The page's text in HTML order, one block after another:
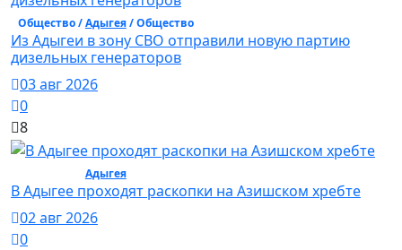
Общество /Адыгея/ Общество
Из Адыгеи в зону СВО отправили новую партию
дизельных генераторов
03 авг 2026
0
8
Адыгея/ Общество
В Адыгее проходят раскопки на Азишском хребте
02 авг 2026
0